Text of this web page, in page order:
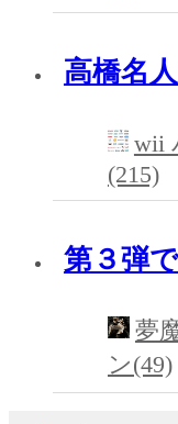
高橋名
wii
(215)
第３弾
夢
ン(49)